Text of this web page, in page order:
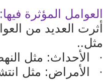
العوامل المؤثرة فيها:
أثرت العديد من
مثل..
·
الأحداث: مثل
·
الأمراض: مثل